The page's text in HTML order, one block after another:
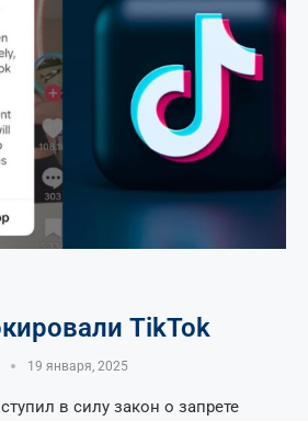
TikTok
19 января, 2025
в силу закон о запрете